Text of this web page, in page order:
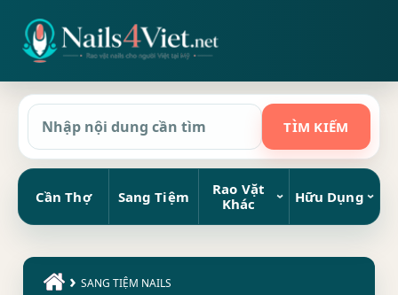
Cần Thợ Sang Tiệm
Rao Vặt
Khác
Hữu Dụng
› SANG TIỆM NAILS